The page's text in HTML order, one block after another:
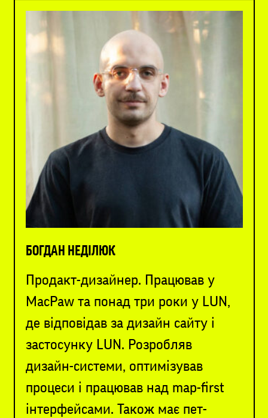
БОГДАН НЕДІЛЮК
Продакт-дизайнер. Працював у
MacPaw та понад три роки у LUN,
де відповідав за дизайн сайту і
застосунку LUN. Розробляв
дизайн-системи, оптимізував
процеси і працював над map-first
інтерфейсами. Також має пет-